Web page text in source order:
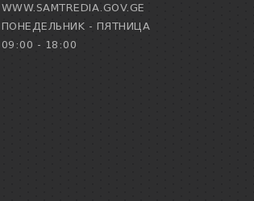
WWW.SAMTREDIA.GOV.GE
ПОНЕДЕЛЬНИК - ПЯТНИЦА
09:00 - 18:00